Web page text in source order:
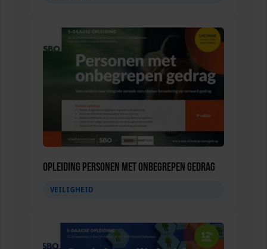
Opleiding Personen met onbegrepen gedrag
VEILIGHEID